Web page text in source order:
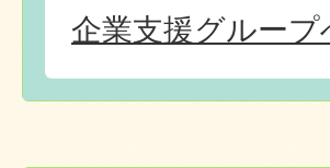
企業支援グルー